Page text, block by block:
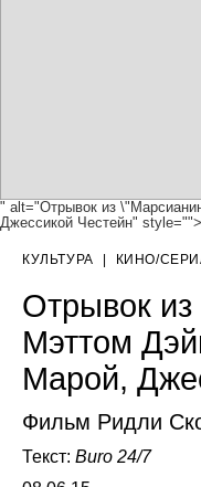
" alt="Отрывок из
Джессикой Честейн" style="">
КУЛЬТУРА | КИНО/
Отрывок
Мэттом
Марой,
Фильм Ридли
Текст: Buro 24/7